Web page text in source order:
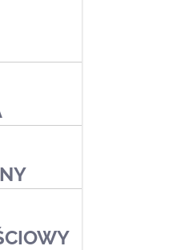
na